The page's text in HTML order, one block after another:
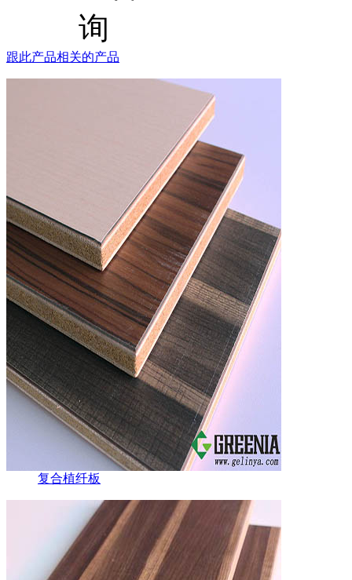
跟此产品相关的产品
复合植纤板